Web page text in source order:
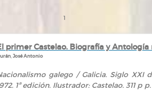
1
primer Castelao. Biografía y Antología
José Antonio
galego / Galicia. Siglo XXI
1ª edición. Ilustrador: Castelao. 311 p